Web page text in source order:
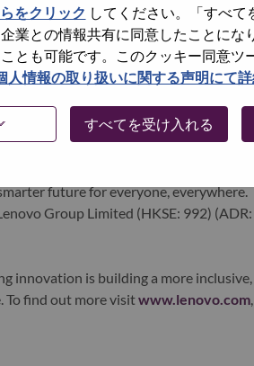
をクリック してください。「すべて
業との情報共有に同意したことにな
とも可能です。このクッキー同意ツ
人情報の取り扱いに関する声明にて
すべてを受け入れる
WOW our customers.
ranked #153 in the Fortune
Focused on a bold vision to deliver
the world’s largest PC company with
(PCs, workstations, smartphones,
computing and software defined
investment in world-changing
future for everyone, everywhere.
Group Limited (HKSE: 992) (ADR:
innovation is building a more inclusive,
To find out more visitwww.lenovo.com